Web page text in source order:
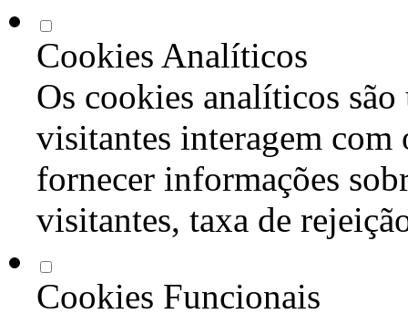
Cookies Analíticos
Os cookies analíticos são
visitantes interagem com
fornecer informações
visitantes, taxa de
Cookies Funcionais